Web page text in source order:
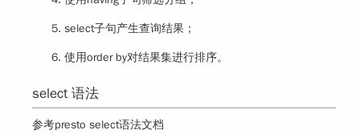
select子句产生查询结果；
使用order by对结果集进行排序。
select 语法
参考presto select语法文档